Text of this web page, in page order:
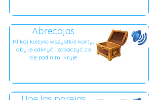
Abrecajas
Klikaj kolejno wszystkie karty,
aby je odkryć i zobaczyć, co
się pod nimi kryje.